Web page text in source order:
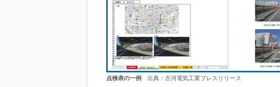
点検表の一例 出典：古河電気工業プレスリリース